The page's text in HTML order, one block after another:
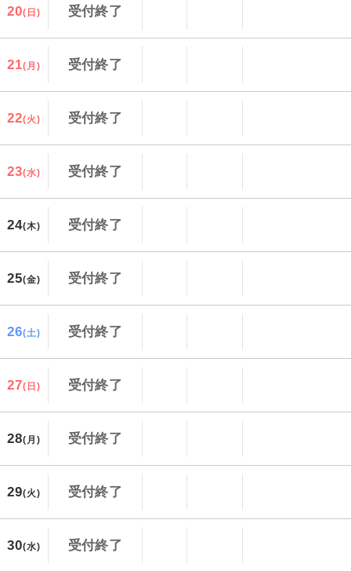
20(日) 受付終了
21(月) 受付終了
22(火) 受付終了
23(水) 受付終了
24(木) 受付終了
25(金) 受付終了
26(土) 受付終了
27(日) 受付終了
28(月) 受付終了
29(火) 受付終了
30(水) 受付終了